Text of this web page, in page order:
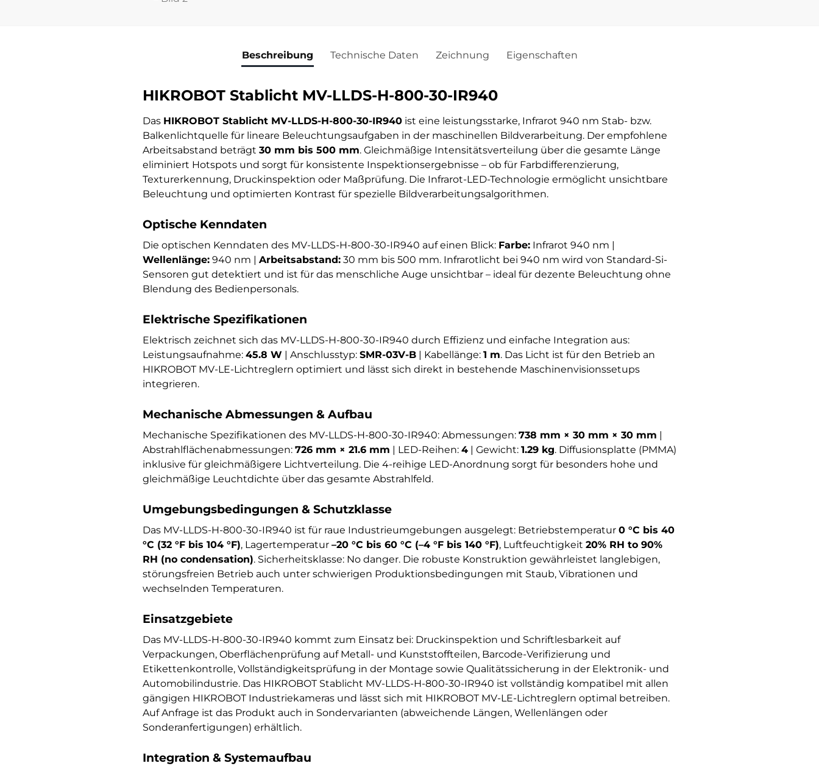
Beschreibung Technische Daten Zeichnung Eigenschaften
HIKROBOT Stablicht MV-LLDS-H-800-30-IR940
Das HIKROBOT Stablicht MV-LLDS-H-800-30-IR940ist eine leistungsstarke, Infrarot 940 nm Stab- bzw.
Balkenlichtquelle für lineare Beleuchtungsaufgaben in der maschinellen Bildverarbeitung. Der empfohlene
Arbeitsabstand beträgt 30 mm bis 500 mm. Gleichmäßige Intensitätsverteilung über die gesamte Länge
eliminiert Hotspots und sorgt für konsistente Inspektionsergebnisse – ob für Farbdifferenzierung,
Texturerkennung, Druckinspektion oder Maßprüfung. Die Infrarot-LED-Technologie ermöglicht unsichtbare
Beleuchtung und optimierten Kontrast für spezielle Bildverarbeitungsalgorithmen.
Optische Kenndaten
Die optischen Kenndaten des MV-LLDS-H-800-30-IR940 auf einen Blick: Farbe:Infrarot 940 nm |
Wellenlänge:940 nm | Arbeitsabstand:30 mm bis 500 mm. Infrarotlicht bei 940 nm wird von Standard-Si-
Sensoren gut detektiert und ist für das menschliche Auge unsichtbar – ideal für dezente Beleuchtung ohne
Blendung des Bedienpersonals.
Elektrische Spezifikationen
Elektrisch zeichnet sich das MV-LLDS-H-800-30-IR940 durch Effizienz und einfache Integration aus:
Leistungsaufnahme: 45.8 W | Anschlusstyp: SMR-03V-B| Kabellänge: 1 m. Das Licht ist für den Betrieb an
HIKROBOT MV-LE-Lichtreglern optimiert und lässt sich direkt in bestehende Maschinenvisionssetups
integrieren.
Mechanische Abmessungen & Aufbau
Mechanische Spezifikationen des MV-LLDS-H-800-30-IR940: Abmessungen: 738 mm × 30 mm × 30 mm |
Abstrahlflächenabmessungen: 726 mm × 21.6 mm | LED-Reihen: 4| Gewicht: 1.29 kg. Diffusionsplatte (PMMA)
inklusive für gleichmäßigere Lichtverteilung. Die 4-reihige LED-Anordnung sorgt für besonders hohe und
gleichmäßige Leuchtdichte über das gesamte Abstrahlfeld.
Umgebungsbedingungen & Schutzklasse
Das MV-LLDS-H-800-30-IR940 ist für raue Industrieumgebungen ausgelegt: Betriebstemperatur 0 °C bis 40
°C (32 °F bis 104 °F), Lagertemperatur –20 °C bis 60 °C (–4 °F bis 140 °F), Luftfeuchtigkeit 20% RH to 90%
RH (no condensation). Sicherheitsklasse: No danger. Die robuste Konstruktion gewährleistet langlebigen,
störungsfreien Betrieb auch unter schwierigen Produktionsbedingungen mit Staub, Vibrationen und
wechselnden Temperaturen.
Einsatzgebiete
Das MV-LLDS-H-800-30-IR940 kommt zum Einsatz bei: Druckinspektion und Schriftlesbarkeit auf
Verpackungen, Oberflächenprüfung auf Metall- und Kunststoffteilen, Barcode-Verifizierung und
Etikettenkontrolle, Vollständigkeitsprüfung in der Montage sowie Qualitätssicherung in der Elektronik- und
Automobilindustrie. Das HIKROBOT Stablicht MV-LLDS-H-800-30-IR940 ist vollständig kompatibel mit allen
gängigen HIKROBOT Industriekameras und lässt sich mit HIKROBOT MV-LE-Lichtreglern optimal betreiben.
Auf Anfrage ist das Produkt auch in Sondervarianten (abweichende Längen, Wellenlängen oder
Sonderanfertigungen) erhältlich.
Integration & Systemaufbau